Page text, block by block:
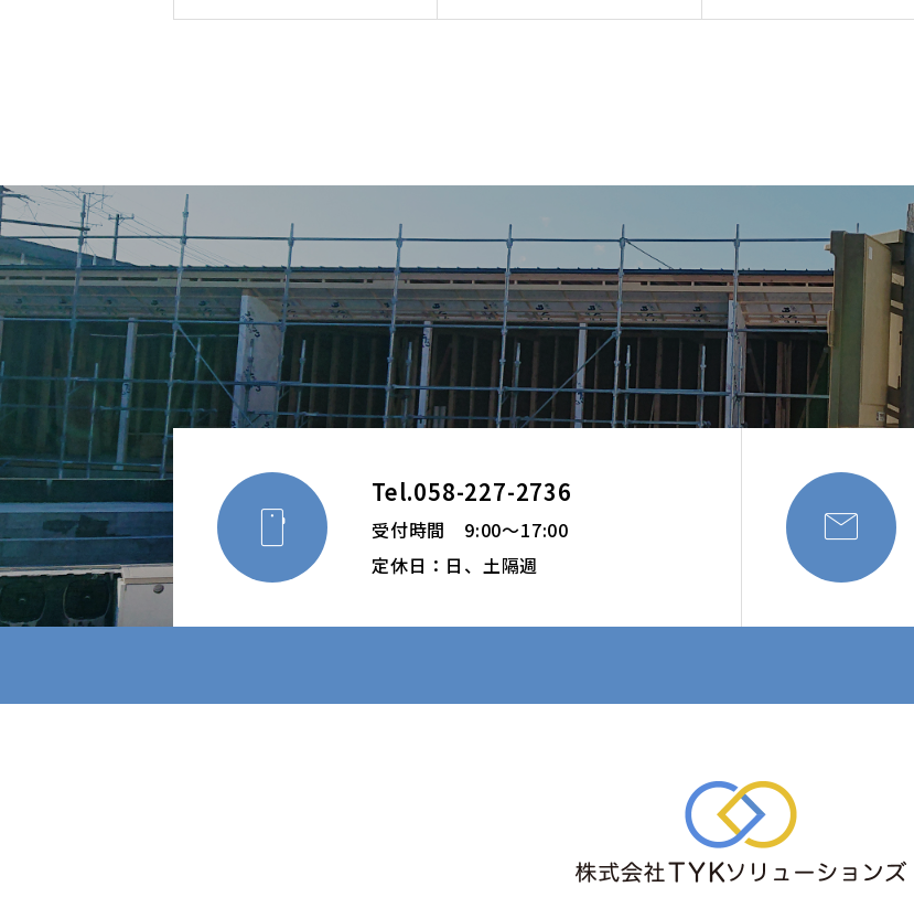

Tel.058-227-2736
受付時間 9:00～17:00
定休日：日、土隔週
